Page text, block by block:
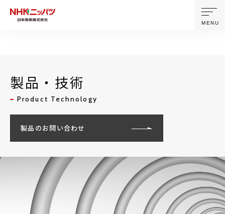
製品・技術
企業情報
サステナビリティ
株主・投資家情報
MENU
製品・技術
Product Technology
製品のお問い合わせ